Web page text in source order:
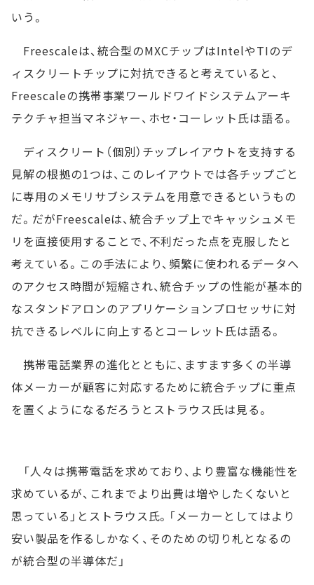
いう。
Freescaleは、統合型のMXCチップはIntelやTIのデ
ィスクリートチップに対抗できると考えていると、
Freescaleの携帯事業ワールドワイドシステムアーキ
テクチャ担当マネジャー、ホセ・コーレット氏は語る。
ディスクリート（個別）チップレイアウトを支持する
見解の根拠の1つは、このレイアウトでは各チップごと
に専用のメモリサブシステムを用意できるというもの
だ。だがFreescaleは、統合チップ上でキャッシュメモ
リを直接使用することで、不利だった点を克服したと
考えている。この手法により、頻繁に使われるデータへ
のアクセス時間が短縮され、統合チップの性能が基本的
なスタンドアロンのアプリケーションプロセッサに対
抗できるレベルに向上するとコーレット氏は語る。
携帯電話業界の進化とともに、ますます多くの半導
体メーカーが顧客に対応するために統合チップに重点
を置くようになるだろうとストラウス氏は見る。
「人々は携帯電話を求めており、より豊富な機能性を
求めているが、これまでより出費は増やしたくないと
思っている」とストラウス氏。「メーカーとしてはより
安い製品を作るしかなく、そのための切り札となるの
が統合型の半導体だ」